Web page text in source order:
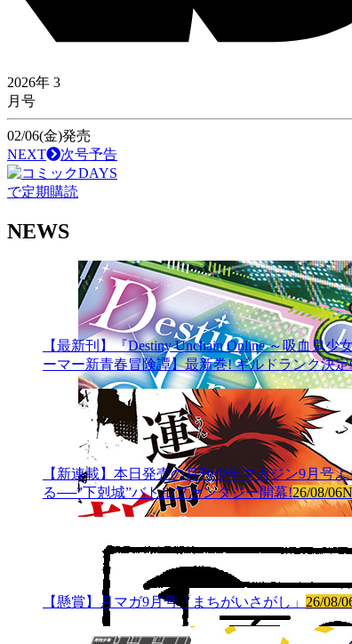
2026年 3
月号
02/06(金)発売
NEXT
次号予告
で定期購読
NEWS
【最新刊】『Destiny Unchain Online ～吸血鬼
ーマー新青春冒険譚】最新巻! ギルドランク決
【新連載】本日発売の月刊少年マガジン9月号
る──”下剋城”バトルファンタジー開幕!26/08/06
【懸賞】月マガ9月号「まちがいさがし」 26/08/